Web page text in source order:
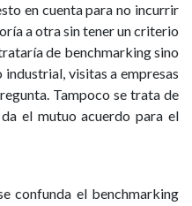
en cuenta para no incurrir
a otra sin tener un criterio
de benchmarking sino
visitas a empresas
Tampoco se trata de
el mutuo acuerdo para el
confunda el benchmarking